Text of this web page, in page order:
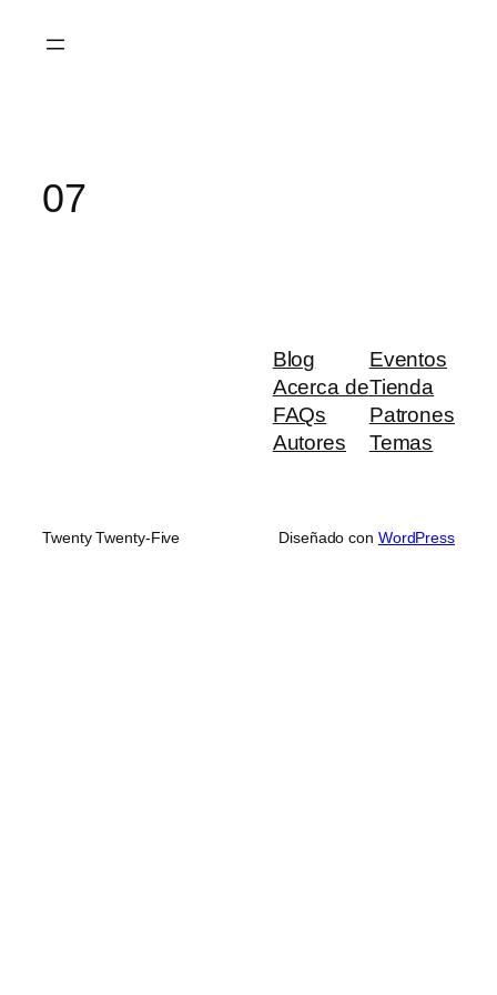
07
Blog
Acerca de
FAQs
Autores
Eventos
Tienda
Patrones
Temas
Twenty Twenty-Five Diseñado con WordPress